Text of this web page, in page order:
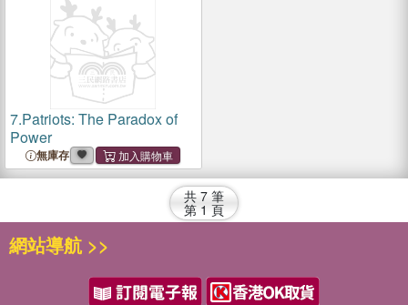
7.Patriots: The Paradox of
Power
無庫存
共 7 筆
第 1 頁
網站導航 >>